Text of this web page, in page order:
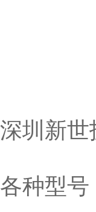
深圳新
各种型